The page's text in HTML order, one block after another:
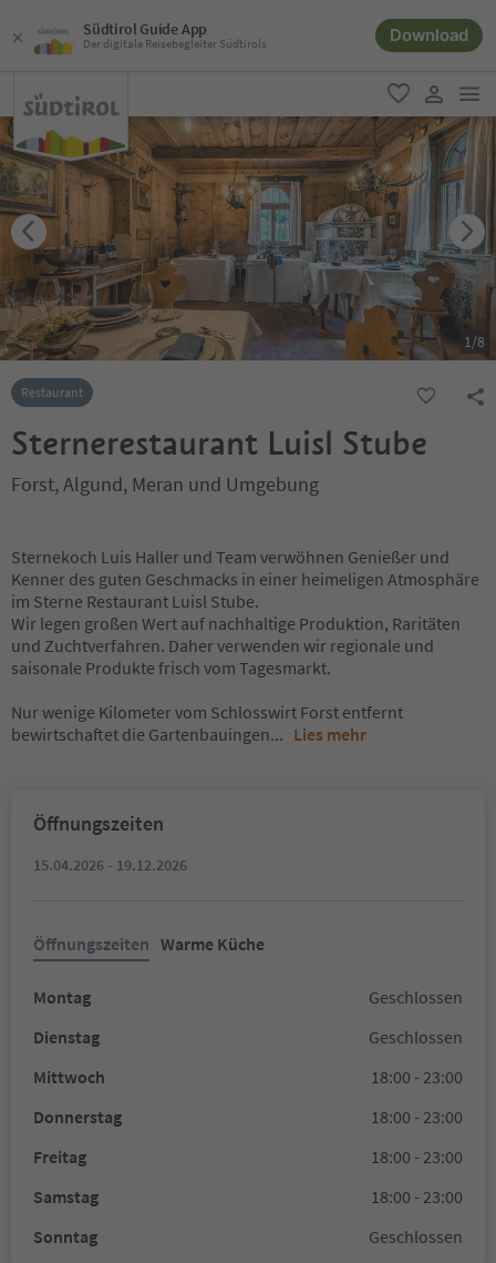
Südtirol Guide App
Der digitale Reisebegleiter Südtirols Download
favorit
user link
1/8
Restaurant
Sternerestaurant Luisl Stube
Forst, Algund, Meran und Umgebung
Sternekoch Luis Haller und Team verwöhnen Genießer und
Kenner des guten Geschmacks in einer heimeligen Atmosphäre
im Sterne Restaurant Luisl Stube.
Wir legen großen Wert auf nachhaltige Produktion, Raritäten
und Zuchtverfahren. Daher verwenden wir regionale und
saisonale Produkte frisch vom Tagesmarkt.
Nur wenige Kilometer vom Schlosswirt Forst entfernt
bewirtschaftet die Gartenbauingen... Lies mehr
Öffnungszeiten
15.04.2026 - 19.12.2026
Öffnungszeiten Warme Küche
Montag
Geschlossen
Dienstag
Geschlossen
Mittwoch
18:00 - 23:00
Donnerstag
18:00 - 23:00
Freitag
18:00 - 23:00
Samstag
18:00 - 23:00
Sonntag
Geschlossen